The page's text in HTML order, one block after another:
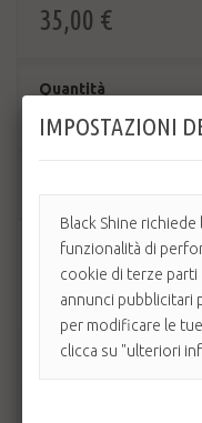
35,00 €
Quantità
IMPOSTAZIONI
Black Shine
funzionalità di
cookie di terze
annunci pubblicitari
per modificare le
clicca su "ulteriori